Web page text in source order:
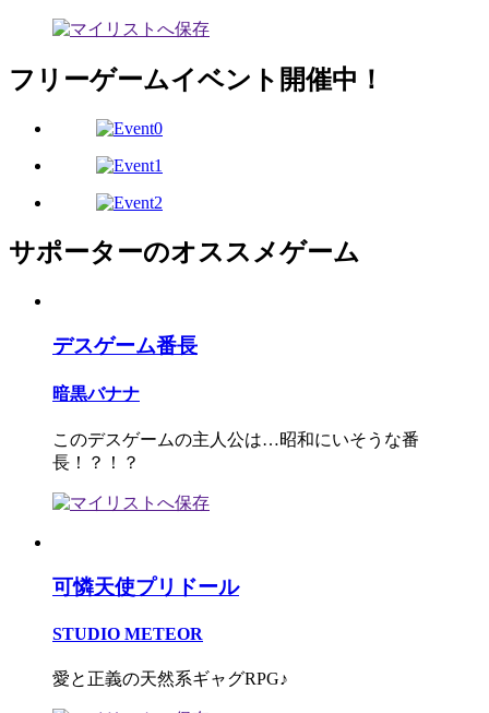
フリーゲームイベント開催中！
サポーターのオススメゲーム
デスゲーム番長
暗黒バナナ
このデスゲームの主人公は…昭和にいそうな番
長！？！？
可憐天使プリドール
STUDIO METEOR
愛と正義の天然系ギャグRPG♪